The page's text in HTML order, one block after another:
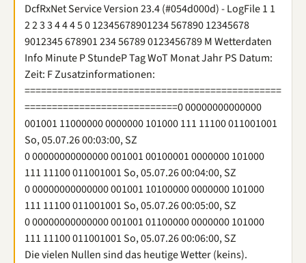
DcfRxNet Service Version 23.4 (#054d000d) - LogFile 1 1
2 2 3 3 4 4 4 5 0 12345678901234 567890 12345678
9012345 678901 234 56789 0123456789 M Wetterdaten
Info Minute P StundeP Tag WoT Monat Jahr PS Datum:
Zeit: F Zusatzinformationen:
===============================================
============================0 00000000000000
001001 11000000 0000000 101000 111 11100 011001001
So, 05.07.26 00:03:00, SZ
0 00000000000000 001001 00100001 0000000 101000
111 11100 011001001 So, 05.07.26 00:04:00, SZ
0 00000000000000 001001 10100000 0000000 101000
111 11100 011001001 So, 05.07.26 00:05:00, SZ
0 00000000000000 001001 01100000 0000000 101000
111 11100 011001001 So, 05.07.26 00:06:00, SZ
Die vielen Nullen sind das heutige Wetter (keins).